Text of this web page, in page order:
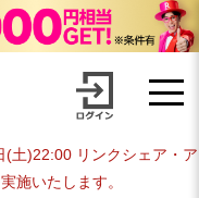
土)22:00 リンクシェア・ア
施いたします。